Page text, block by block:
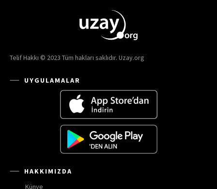
Telif Hakkı © 2023 Tüm hakları saklıdır. Uzay.org
UYGULAMALAR
HAKKIMIZDA
Künye